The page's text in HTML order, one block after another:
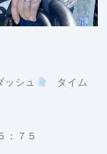
シュ
タイム
７５